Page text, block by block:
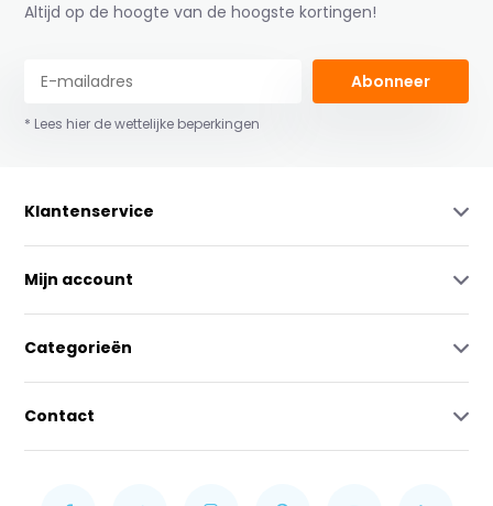
Altijd op de hoogte van de hoogste kortingen!
Abonneer
* Lees hier de wettelijke beperkingen
Klantenservice
Mijn account
Categorieën
Contact